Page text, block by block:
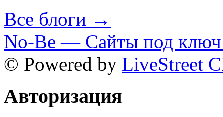
Все блоги →
No-Be — Сайты под ключ
© Powered by LiveStreet
Авторизация